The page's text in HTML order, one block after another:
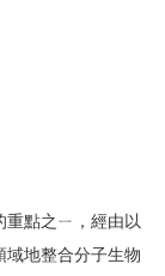
點之ㄧ，經由以
域地整合分子生物